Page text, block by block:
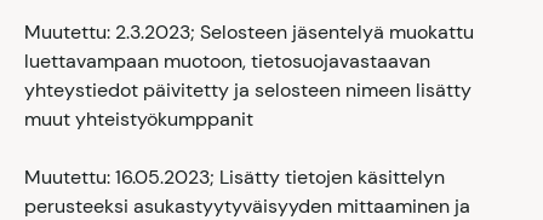
Muutettu: 2.3.2023; Selosteen jäsentelyä muokattu
luettavampaan muotoon, tietosuojavastaavan
yhteystiedot päivitetty ja selosteen nimeen lisätty
muut yhteistyökumppanit
Muutettu: 16.05.2023; Lisätty tietojen käsittelyn
perusteeksi asukastyytyväisyyden mittaaminen ja